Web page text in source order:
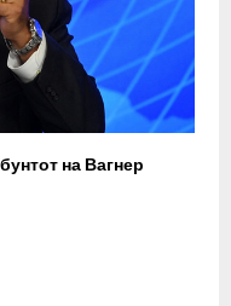
на Вагнер